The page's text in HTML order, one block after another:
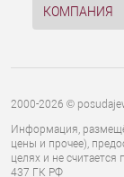
КОМПАНИЯ
2000-2026 ©
Информация,
цены и прочее),
целях и не считается
437 ГК РФ